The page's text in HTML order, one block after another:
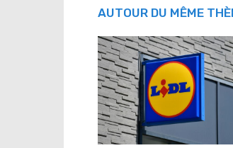
AUTOUR DU MÊME